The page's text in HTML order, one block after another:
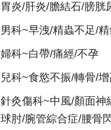
胃炎/肝炎/膽結石/膀胱
男科~早洩/精蟲不足/
婦科~白帶/痛經/不孕
兒科~食慾不振/轉骨/
針灸傷科~中風/顏面神
球肘/腕管綜合症/腰骨